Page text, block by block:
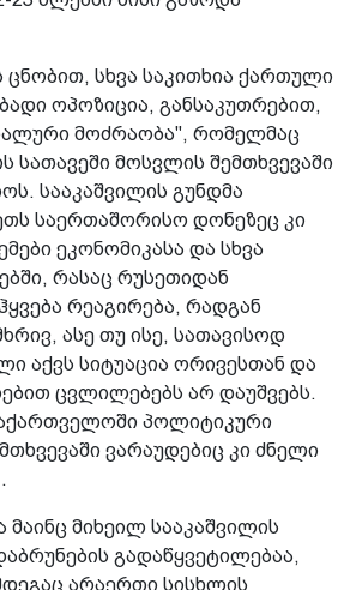
ცნობით, სხვა საკითხია ქართული
ოპოზიცია, განსაკუთრებით,
მოძრაობა", რომელმაც
სათავეში მოსვლის შემთხვევაში
სააკაშვილის გუნდმა
საერთაშორისო დონეზეც კი
ეკონომიკასა და სხვა
რასაც რუსეთიდან
რეაგირება, რადგან
ასე თუ ისე, სათავისოდ
აქვს სიტუაცია ორივესთან და
ცვლილებებს არ დაუშვებს.
პოლიტიკური
ვარაუდებიც კი ძნელი
მაინც მიხეილ სააკაშვილის
გადაწყვეტილებაა,
არაერთი სისხლის